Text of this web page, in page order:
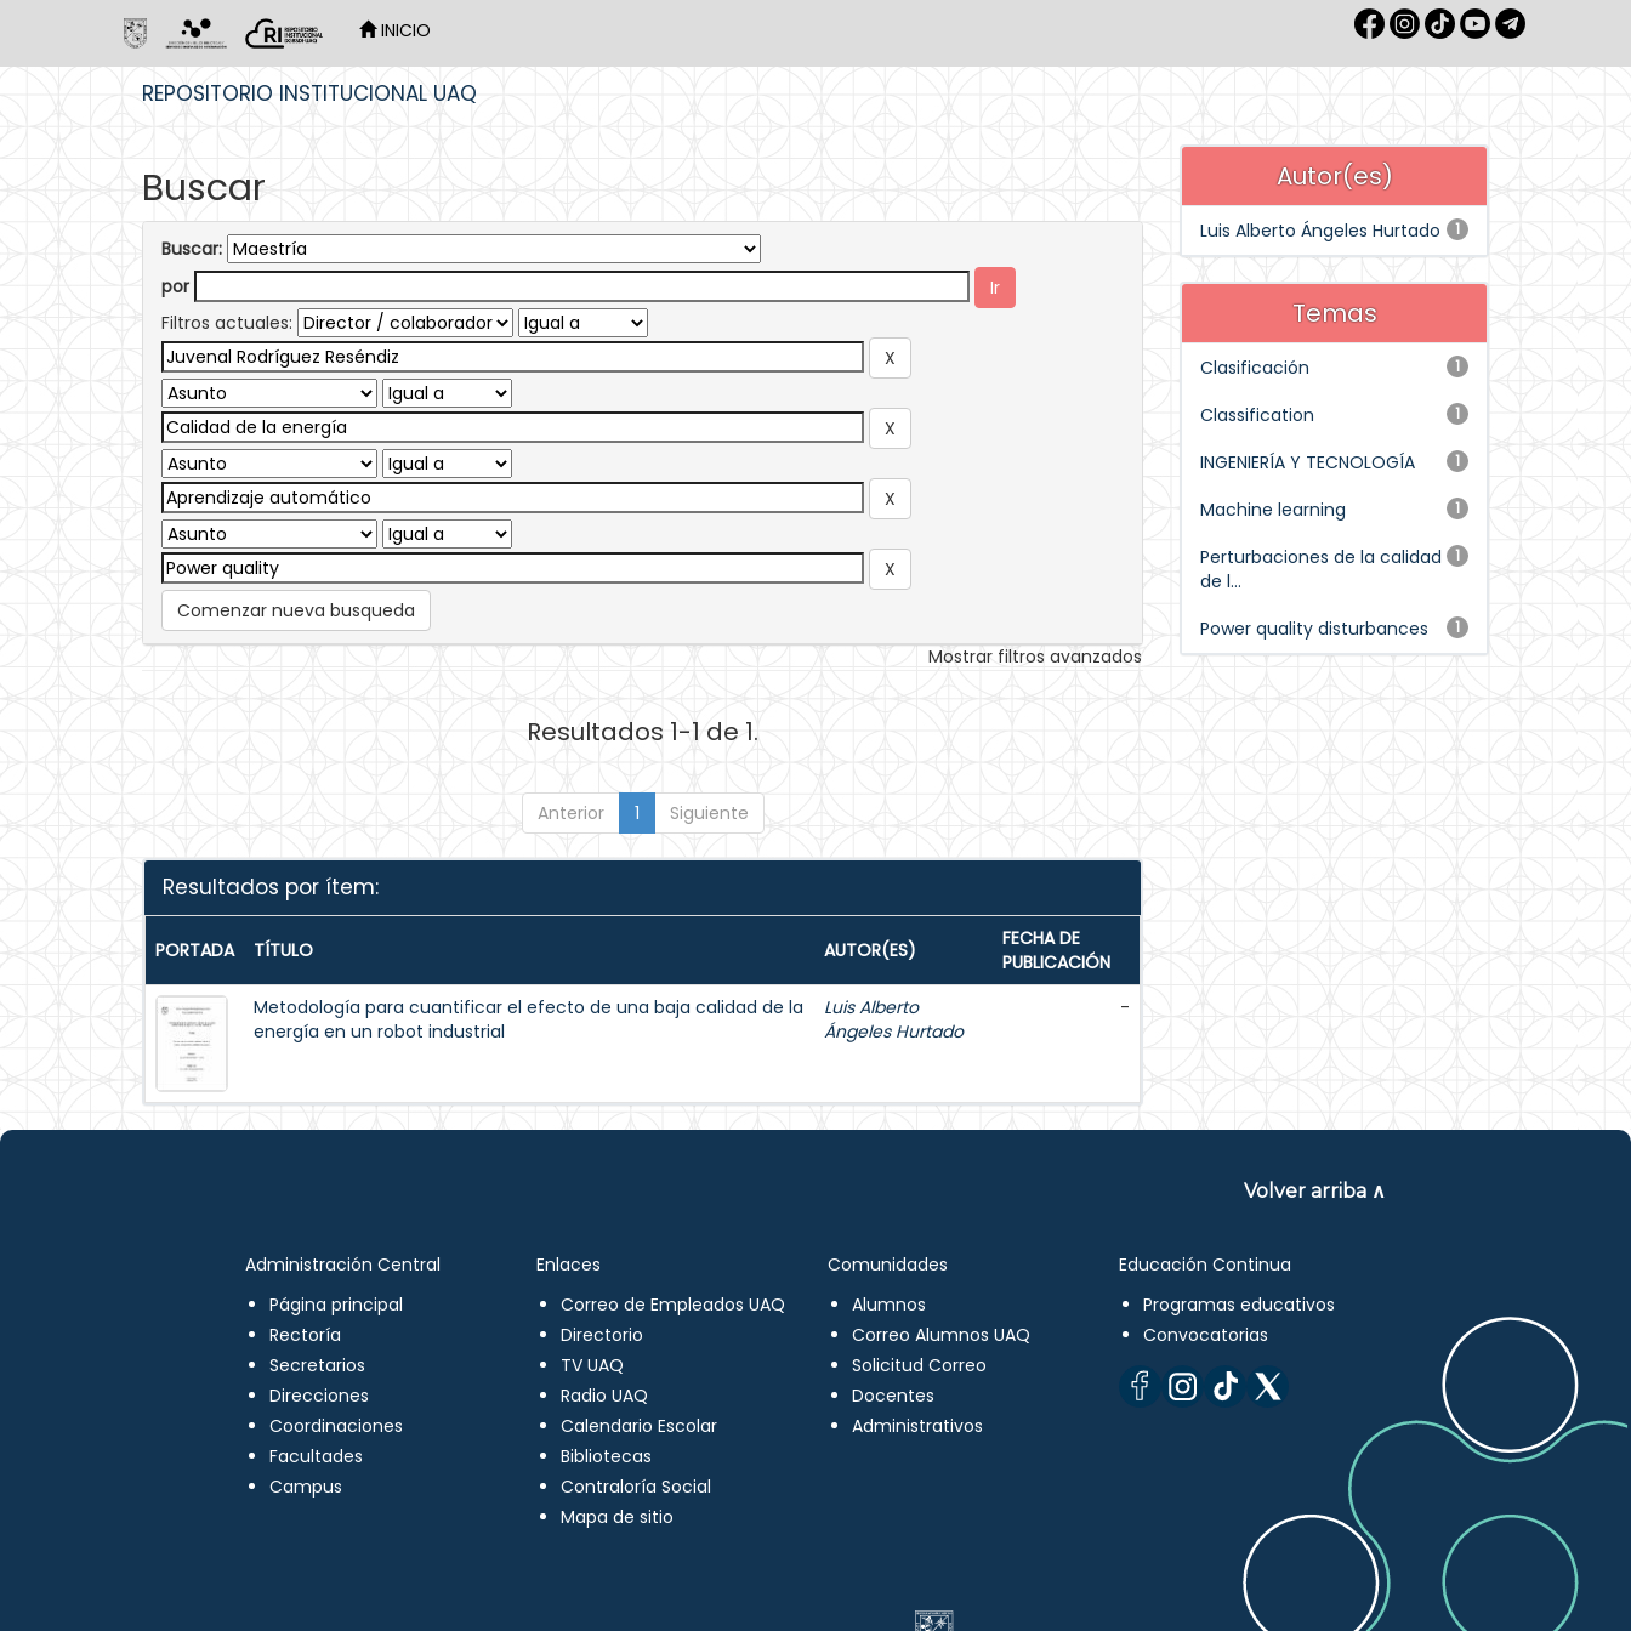
INICIO
REPOSITORIO INSTITUCIONAL UAQ
Buscar
Buscar:
por
Filtros actuales:
Comenzar nueva busqueda
Mostrar filtros avanzados
Resultados 1-1 de 1.
Anterior 1 Siguiente
Resultados por ítem:
PORTADA TÍTULO AUTOR(ES)
FECHA DE
PUBLICACIÓN
Metodología para cuantificar el efecto de una baja calidad de la
energía en un robot industrial
Luis Alberto
Ángeles Hurtado
-
Autor(es)
1
Luis Alberto Ángeles Hurtado
Temas
1
Clasificación
1
Classification
1
INGENIERÍA Y TECNOLOGÍA
1
Machine learning
1
Perturbaciones de la calidad
de l...
1
Power quality disturbances
Volver arriba ∧
Administración Central
Página principal
Rectoría
Secretarios
Direcciones
Coordinaciones
Facultades
Campus
Enlaces
Correo de Empleados UAQ
Directorio
TV UAQ
Radio UAQ
Calendario Escolar
Bibliotecas
Contraloría Social
Mapa de sitio
Comunidades
Alumnos
Correo Alumnos UAQ
Solicitud Correo
Docentes
Administrativos
Educación Continua
Programas educativos
Convocatorias